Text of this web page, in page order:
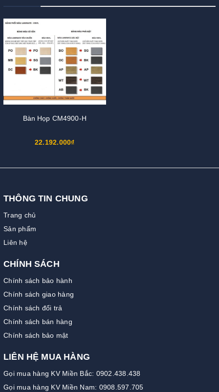
Bàn Họp CM4900-H
22.192.000₫
THÔNG TIN CHUNG
Trang chủ
Sản phẩm
Liên hệ
CHÍNH SÁCH
Chính sách bảo hành
Chính sách giao hàng
Chính sách đổi trả
Chính sách bán hàng
Chính sách bảo mật
LIÊN HỆ MUA HÀNG
Gọi mua hàng KV Miền Bắc: 0902.438.438
Gọi mua hàng KV Miền Nam: 0908.597.705